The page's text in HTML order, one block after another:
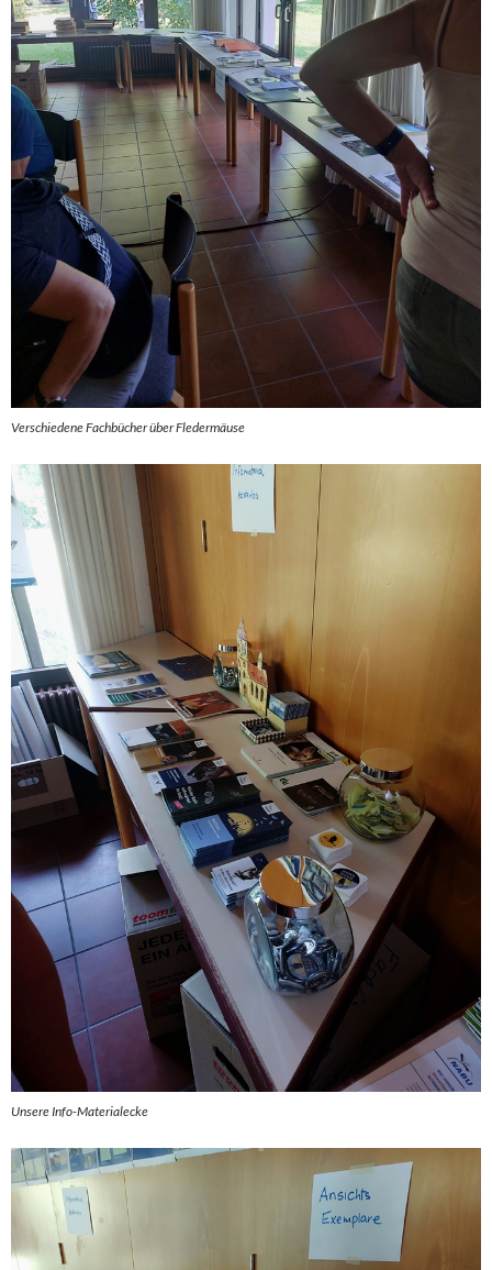
Verschiedene Fachbücher über Fledermäuse
Unsere Info-Materialecke